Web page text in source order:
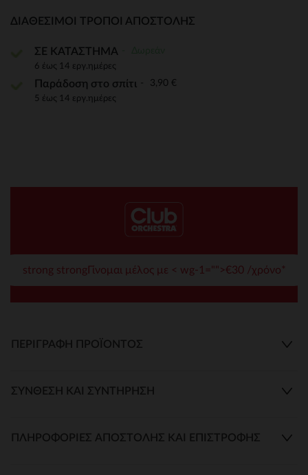
ΔΙΑΘΈΣΙΜΟΙ ΤΡΌΠΟΙ ΑΠΟΣΤΟΛΉΣ
ΣΕ ΚΑΤΑΣΤΗΜΑ
6 έως 14 εργ.ημέρες
Παράδοση στο σπίτι 3,90 €
5 έως 14 εργ.ημέρες
strong strongΓίνομαι μέλος με < wg-1="">€30 /χρόνο*
ΠΕΡΙΓΡΑΦΉ ΠΡΟΪΌΝΤΟΣ
ΣΎΝΘΕΣΗ ΚΑΙ ΣΥΝΤΉΡΗΣΗ
ΠΛΗΡΟΦΟΡΊΕΣ ΑΠΟΣΤΟΛΉΣ ΚΑΙ ΕΠΙΣΤΡΟΦΉΣ